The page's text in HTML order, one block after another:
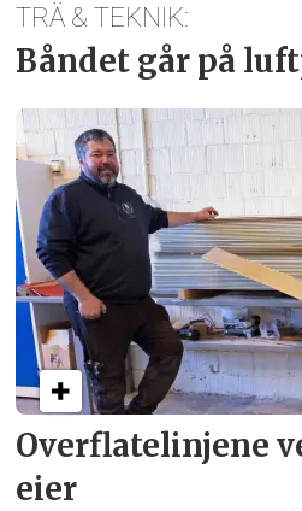
Overflate­linjene
eier
TRÄ & TEKNIK:
Båndet går på